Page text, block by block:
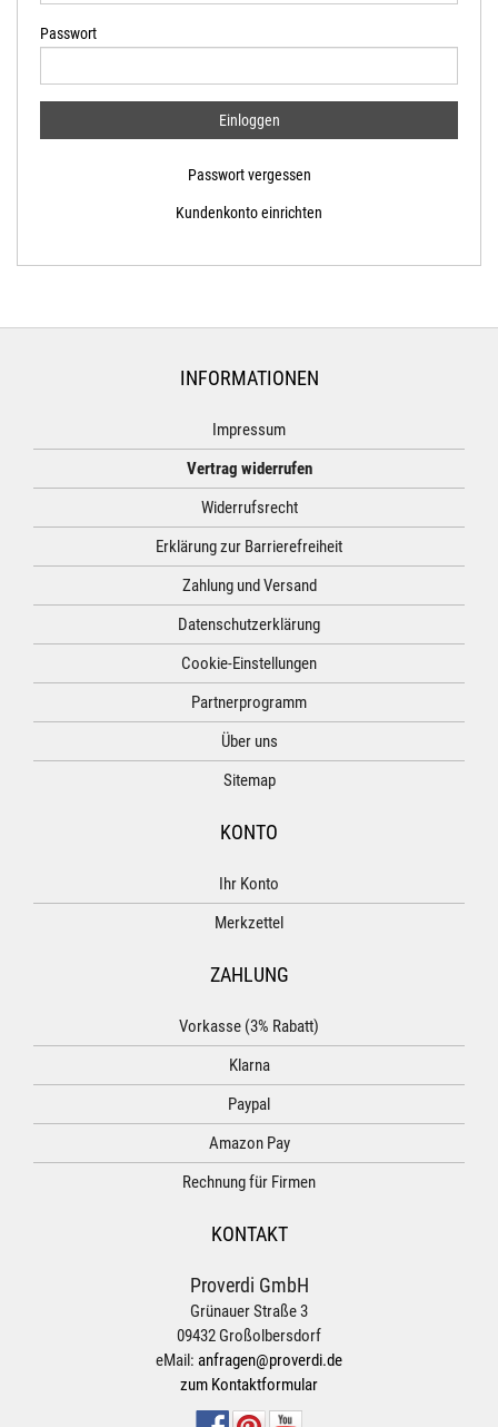
Passwort
Passwort vergessen
Kundenkonto einrichten
INFORMATIONEN
Impressum
Vertrag widerrufen
Widerrufsrecht
Erklärung zur Barrierefreiheit
Zahlung und Versand
Datenschutzerklärung
Cookie-Einstellungen
Partnerprogramm
Über uns
Sitemap
KONTO
Ihr Konto
Merkzettel
ZAHLUNG
Vorkasse (3% Rabatt)
Klarna
Paypal
Amazon Pay
Rechnung für Firmen
KONTAKT
Proverdi GmbH
Grünauer Straße 3
09432 Großolbersdorf
eMail: anfragen@proverdi.de
zum Kontaktformular